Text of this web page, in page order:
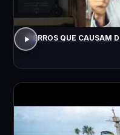
7 ERROS QUE CAUSAM